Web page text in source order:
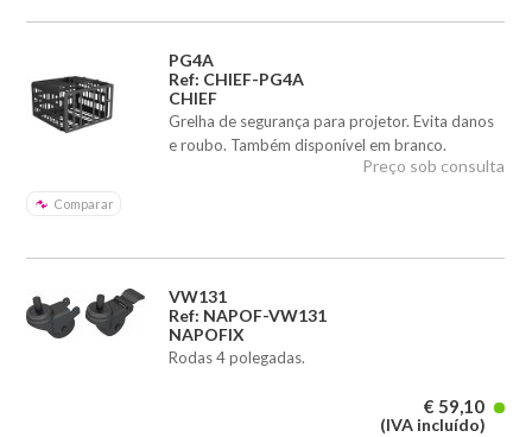
PG4A
Ref: CHIEF-PG4A
CHIEF
Grelha de segurança para projetor. Evita danos
e roubo. Também disponível em branco.
Comparar
Preço sob consulta
VW131
Ref: NAPOF-VW131
NAPOFIX
Rodas 4 polegadas.
€ 59,10
(IVA incluído)